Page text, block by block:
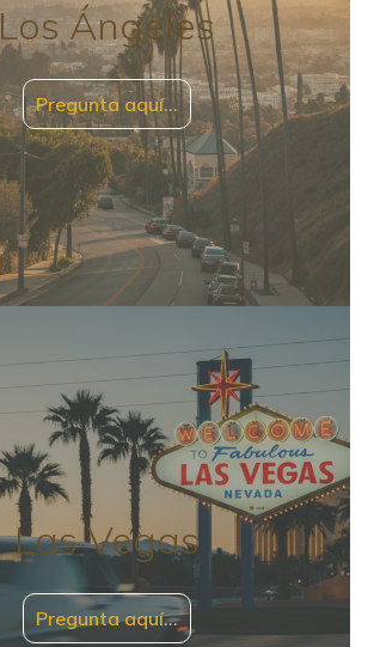
Los Ángeles
Pregunta aquí…
Las Vegas
Pregunta aquí…